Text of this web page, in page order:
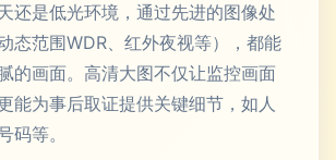
还是低光环境，通过先进的图像处
态范围WDR、红外夜视等），都能
的画面。高清大图不仅让监控画面
能为事后取证提供关键细节，如人
码等。